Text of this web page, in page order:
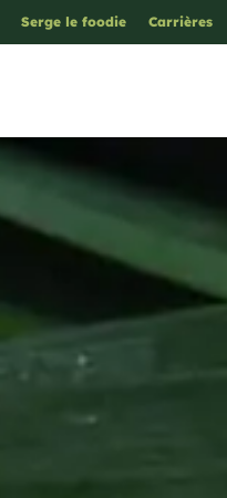
Serge le foodie Carrières